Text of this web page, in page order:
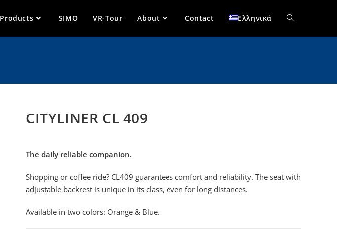
Products SIMO VR-Tour About Contact Ελληνικά
CITYLINER CL 409
The daily reliable companion.
Shopping or coffee ride? CL409 guarantees comfort and reliability. The seat with
adjustable backrest is unique in its class, even for long distances.
Available in two colors: Orange & Blue.